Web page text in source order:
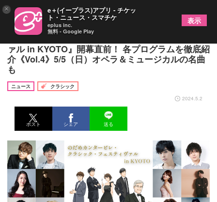
『のだめカンタービレ・クラシック・フェスティヴ
ァル in KYOTO』開幕直前！ 各プログラムを徹底紹
介《Vol.4》5/5（日）オペラ＆ミュージカルの名曲
も
ニュース
クラシック
2024.5.2
ポスト シェア 送る
× e＋(イープラス)アプリ - チケッ
ト・ニュース・スマチケ
eplus inc.
無料 - Google Play
表示